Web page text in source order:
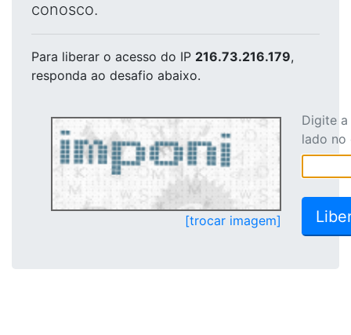
conosco.
Para liberar o acesso do IP 216.73.216.179,
responda ao desafio abaixo.
[trocar imagem]
Digite
lado no